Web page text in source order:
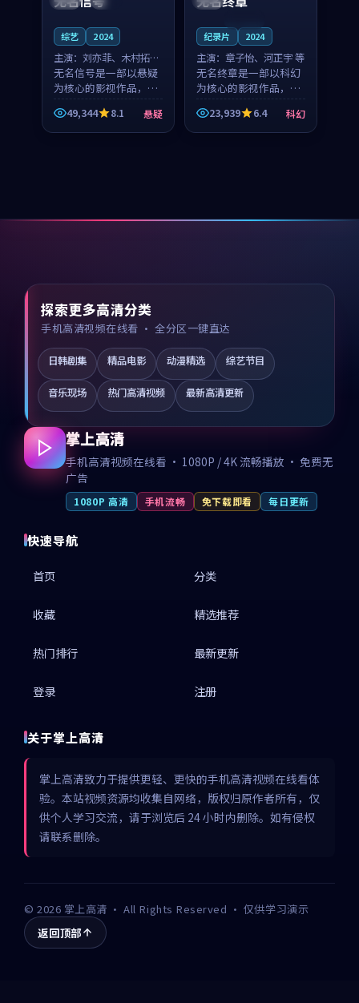
综艺 2024
主演： 刘亦菲、木村拓哉
等
无名信号是一部以悬疑
为核心的影视作品，围
绕危机、反转与人物成
长展开，整体节奏紧
凑，值得推荐观看。
49,344 8.1 悬疑
纪录片 2024
主演： 章子怡、河正宇 等
无名终章是一部以科幻
为核心的影视作品，围
绕危机、反转与人物成
长展开，整体节奏紧
凑，值得推荐观看。
23,939 6.4 科幻
探索更多高清分类
手机高清视频在线看 · 全分区一键直达
日韩剧集 精品电影 动漫精选 综艺节目
音乐现场 热门高清视频 最新高清更新
掌上高清
手机高清视频在线看 · 1080P / 4K 流畅播放 · 免费无
广告
1080P 高清 手机流畅 免下载即看 每日更新
快速导航
首页 分类
收藏 精选推荐
热门排行 最新更新
登录 注册
关于掌上高清
掌上高清致力于提供更轻、更快的手机高清视频在线看体
验。本站视频资源均收集自网络，版权归原作者所有，仅
供个人学习交流，请于浏览后 24 小时内删除。如有侵权
请联系删除。
©2026 掌上高清 · All Rights Reserved · 仅供学习演示
返回顶部